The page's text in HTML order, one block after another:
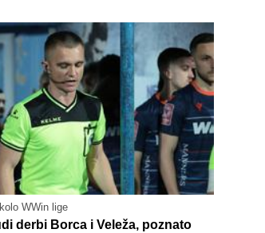
WWin lige
derbi Borca i Veleža, poznato